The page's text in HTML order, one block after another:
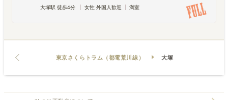
大塚駅 徒歩4分
女性 外国人歓迎 満室
東京さくらトラム（都電荒川線） 大塚